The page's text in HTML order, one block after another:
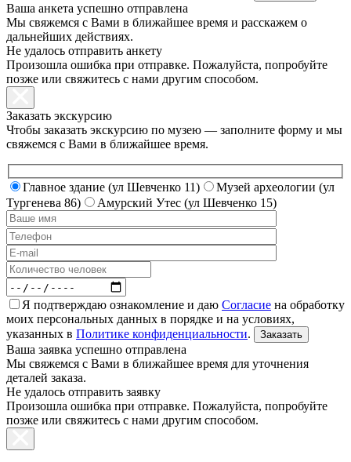
Ваша анкета успешно отправлена
Мы свяжемся с Вами в ближайшее время и расскажем о
дальнейших действиях.
Не удалось отправить анкету
Произошла ошибка при отправке. Пожалуйста, попробуйте
позже или свяжитесь с нами другим способом.
Заказать экскурсию
Чтобы заказать экскурсию по музею — заполните форму и мы
свяжемся с Вами в ближайшее время.
Главное здание (ул Шевченко 11)
Музей археологии (ул
Тургенева 86)
Амурский Утес (ул Шевченко 15)
Я подтверждаю ознакомление и даю Согласие на обработку
моих персональных данных в порядке и на условиях,
указанных в Политике конфиденциальности.
Ваша заявка успешно отправлена
Мы свяжемся с Вами в ближайшее время для уточнения
деталей заказа.
Не удалось отправить заявку
Произошла ошибка при отправке. Пожалуйста, попробуйте
позже или свяжитесь с нами другим способом.